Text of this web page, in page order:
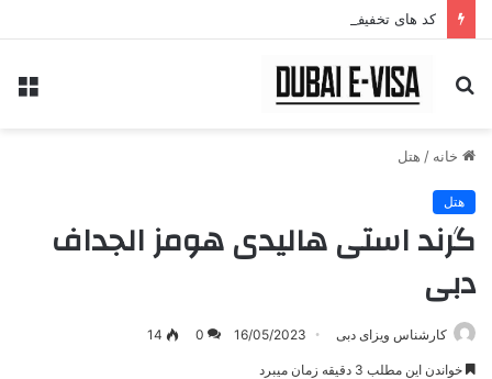
کد های تخفیف سایت
جستجو
خانه / هتل
هتل
گرند استی هالیدی هومز الجداف
دبی
کارشناس ویزای دبی 16/05/2023
0
14
خواندن این مطلب 3 دقیقه زمان میبرد